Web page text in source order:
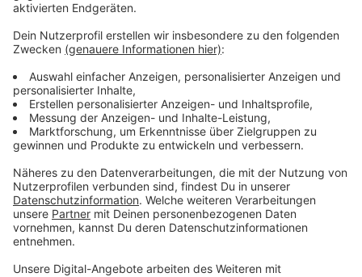
Die Stadt Leverkusen arbeitet bei der Einführung des
Telenotarztsystems mit einigen Nachbarkommunen
und -kreisen zusammen. Ab dem Frühjahr soll das
System schrittweise anlaufen. Derzeit werden die
Leitstelle und die ersten Rettungswagen mit der
nötigen Technik ausgestattet.
Anzeige
Weitere Meldungen aus Leverkusen
Anzeige